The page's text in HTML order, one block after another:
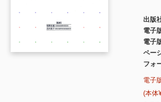
出版
電子
電子
ペー
フォ
電子
(本体